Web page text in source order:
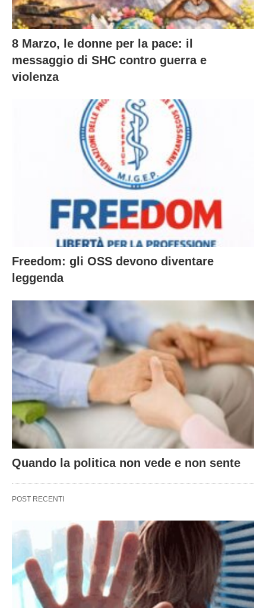
8 Marzo, le donne per la pace: il
messaggio di SHC contro guerra e
violenza
Freedom: gli OSS devono diventare
leggenda
Quando la politica non vede e non sente
POST RECENTI